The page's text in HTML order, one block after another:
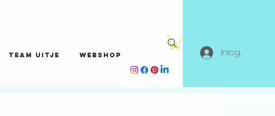
Inloggen
Team uitje Webshop